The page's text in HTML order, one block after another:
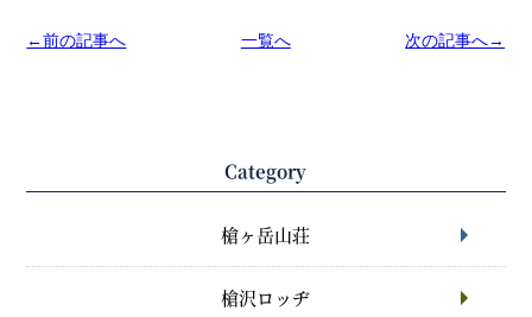
←前の記事へ 一覧へ 次の記事へ→
Category
槍ヶ岳山荘
槍沢ロッヂ